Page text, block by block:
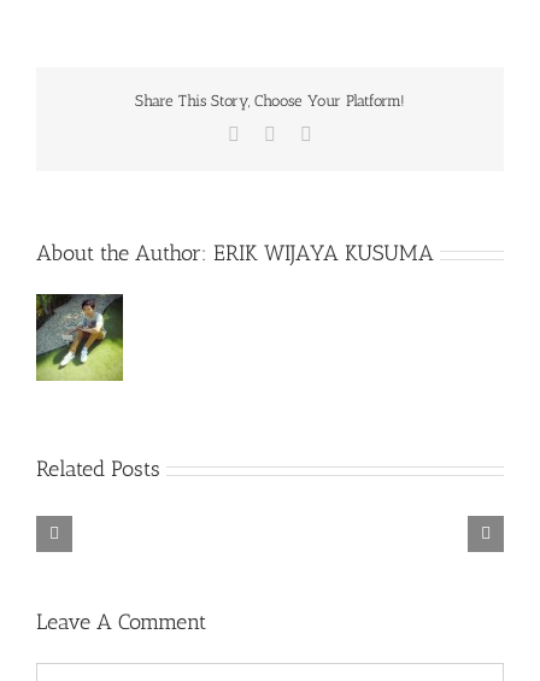
Share This Story, Choose Your Platform!
Facebook
About the Author: ERIK WIJAYA KUSUMA
Related Posts
Macro
Descenders
Bikeout-
Leave A Comment